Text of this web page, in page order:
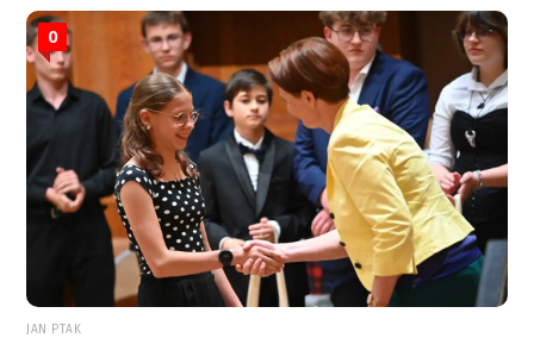
0
JAN PTAK